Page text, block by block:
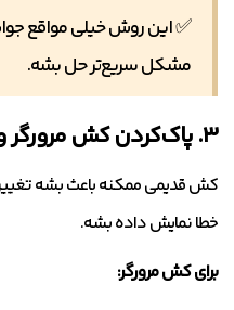
✅ این روش خیلی مواقع
مشکل سریع‌تر حل بشه.
۳. پاک‌کردن کش مرورگر و افزونه کش سایت
کش قدیمی ممکنه باعث بشه
خطا نمایش داده بشه.
برای کش مرورگر: